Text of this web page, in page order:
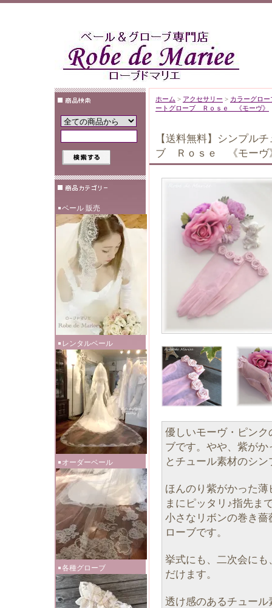
ベール 販売
レンタルベール
オーダーベール
各種グローブ
ホーム > アクセサリー > カラーグロー
ートグローブ Ｒｏｓｅ 《モーヴ》
【送料無料】シンプル
ブ Ｒｏｓｅ 《モーヴ
優しいモーヴ・ピン
ブです。やや、紫が
とチュール素材のシ
ほんのり紫がかった
まにピッタリ♪指先ま
小さなリボンの巻き
ローブです。
挙式にも、二次会に
だけます。
透け感のあるチュー